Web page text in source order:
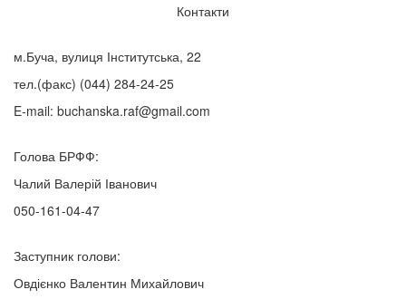
Контакти
м.Буча, вулиця Інститутська, 22
тел.(факс) (044) 284-24-25
E-mail: buchanska.raf@gmail.com
Голова БРФФ:
Чалий Валерій Іванович
050-161-04-47
Заступник голови:
Овдієнко Валентин Михайлович